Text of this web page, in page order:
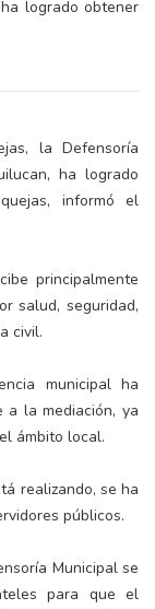
logrado obtener
la Defensoría
ha logrado
informó el
principalmente
salud, seguridad,
civil.
municipal ha
la mediación, ya
ámbito local.
realizando, se ha
públicos.
Municipal se
para que el